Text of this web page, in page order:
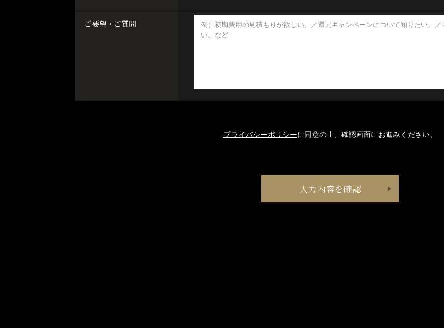
ご要望・ご質問
プライバシーポリシーに同意の上、確認画面にお進みください。